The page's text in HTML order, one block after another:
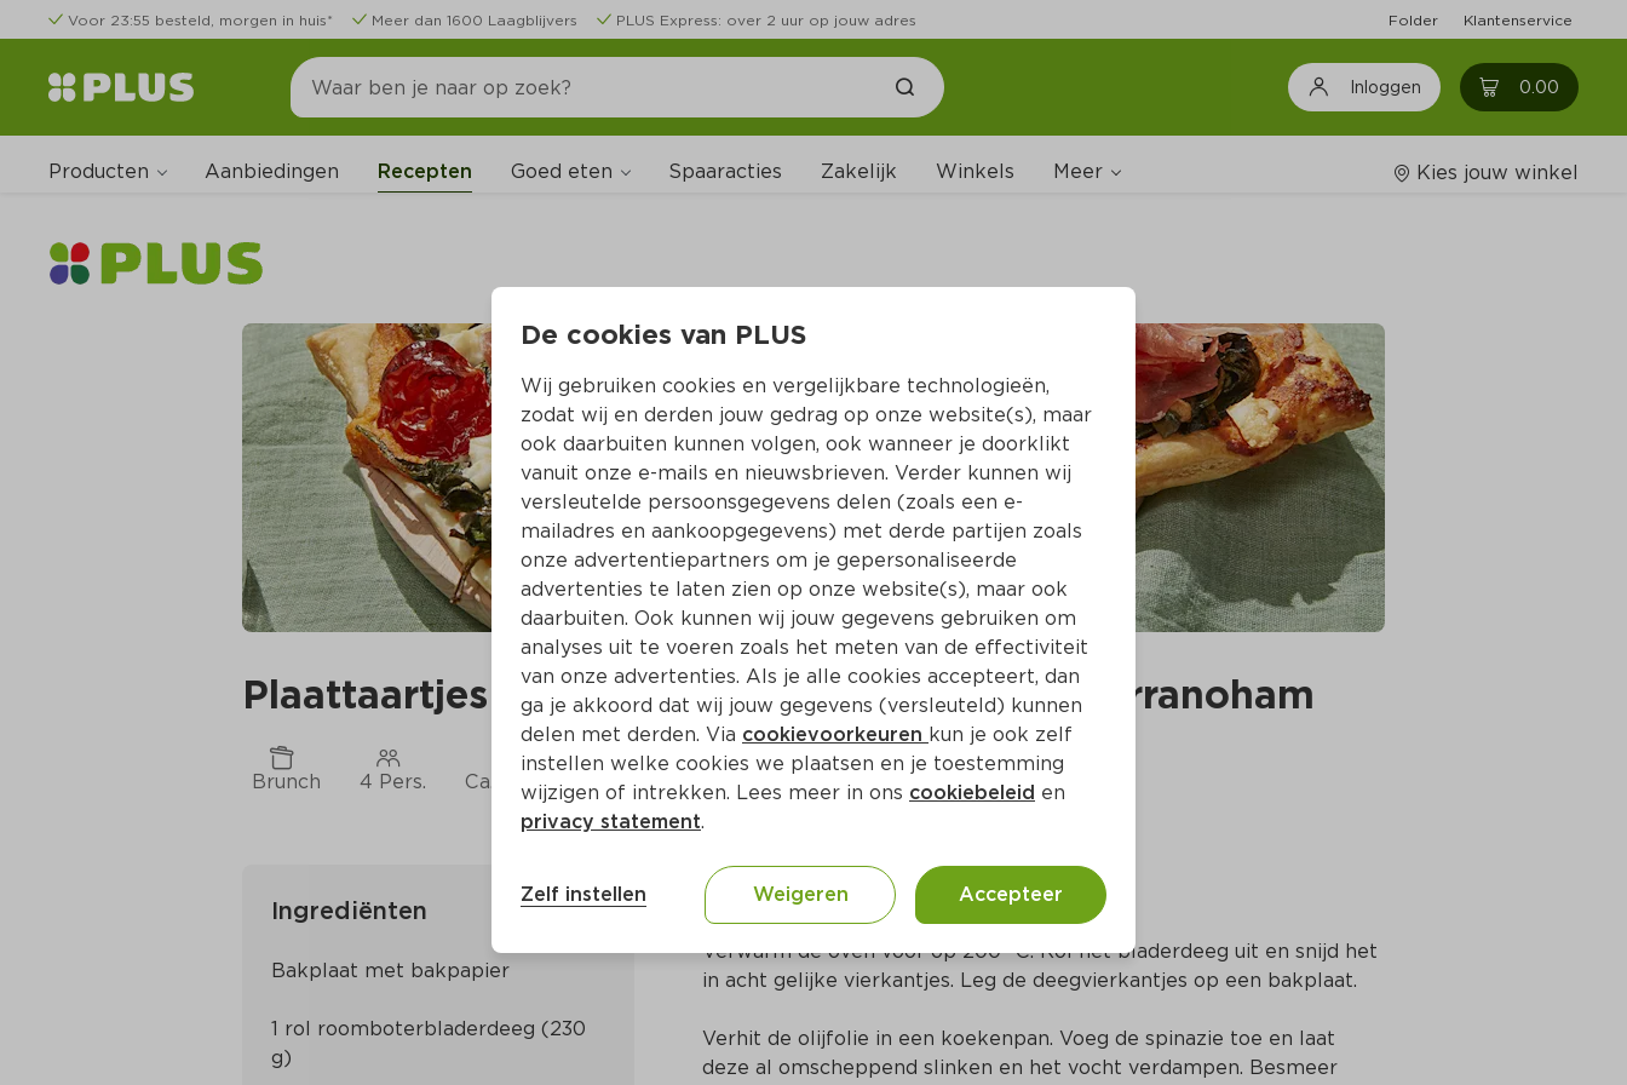
Voor 23:55 besteld, morgen in huis* Meer dan 1600 Laagblijvers PLUS Express: over 2 uur op jouw adres Folder Klantenservice
Inloggen 0.00 0
Producten Aanbiedingen Recepten Goed eten Spaaracties Zakelijk Winkels Meer
Wijnshop
Boodschappenlijstjes
Kies jouw winkel
Plaattaartjes met pikante hummus, feta en serranoham
Brunch 4 Pers. Ca. 35 Min Italiaans
Ingrediënten
Bakplaat met bakpapier
1 rol roomboterbladerdeeg (230
g)
Bereidingswijze
Verwarm de oven voor op 200 °C. Rol het bladerdeeg uit en snijd het
in acht gelijke vierkantjes. Leg de deegvierkantjes op een bakplaat.
Verhit de olijfolie in een koekenpan. Voeg de spinazie toe en laat
deze al omscheppend slinken en het vocht verdampen. Besmeer
De cookies van PLUS
Wij gebruiken cookies en vergelijkbare technologieën,
zodat wij en derden jouw gedrag op onze website(s), maar
ook daarbuiten kunnen volgen, ook wanneer je doorklikt
vanuit onze e-mails en nieuwsbrieven. Verder kunnen wij
versleutelde persoonsgegevens delen (zoals een e-
mailadres en aankoopgegevens) met derde partijen zoals
onze advertentiepartners om je gepersonaliseerde
advertenties te laten zien op onze website(s), maar ook
daarbuiten. Ook kunnen wij jouw gegevens gebruiken om
analyses uit te voeren zoals het meten van de effectiviteit
van onze advertenties. Als je alle cookies accepteert, dan
ga je akkoord dat wij jouw gegevens (versleuteld) kunnen
delen met derden. Via cookievoorkeuren kun je ook zelf
instellen welke cookies we plaatsen en je toestemming
wijzigen of intrekken. Lees meer in ons cookiebeleid en
privacy statement.
Zelf instellen Weigeren Accepteer